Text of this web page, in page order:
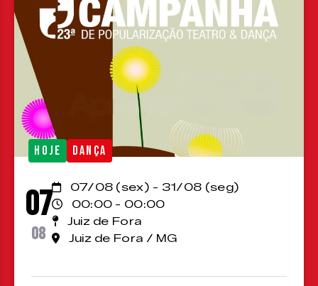
HOJE DANÇA
07
08
07/08 (sex) - 31/08 (seg)
00:00 - 00:00
Juiz de Fora
Juiz de Fora / MG